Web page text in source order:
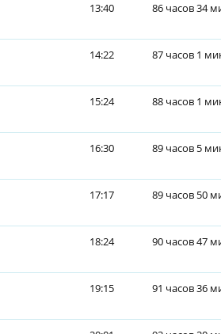
13:40 86 часов 34
14:22 87 часов 1
15:24 88 часов 1
16:30 89 часов 5
17:17 89 часов 50
18:24 90 часов 47
19:15 91 часов 36